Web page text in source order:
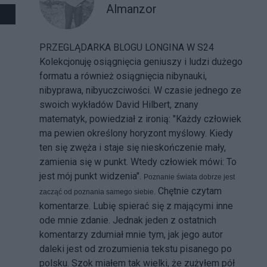
Almanzor
PRZEGLĄDARKA BLOGU LONGINA W S24
Kolekcjonuję osiągnięcia geniuszy i ludzi dużego
formatu a również osiągnięcia nibynauki,
nibyprawa, nibyuczciwości. W czasie jednego ze
swoich wykładów David Hilbert, znany
matematyk, powiedział z ironią: "Każdy człowiek
ma pewien określony horyzont myślowy. Kiedy
ten się zwęża i staje się nieskończenie mały,
zamienia się w punkt. Wtedy człowiek mówi: To
jest mój punkt widzenia". Poznanie świata dobrze jest
zacząć od poznania samego siebie. Chętnie czytam
komentarze. Lubię spierać się z mającymi inne
ode mnie zdanie. Jednak jeden z ostatnich
komentarzy zdumiał mnie tym, jak jego autor
daleki jest od zrozumienia tekstu pisanego po
polsku. Szok miałem tak wielki, że zużyłem pół